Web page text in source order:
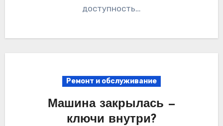
доступность…
Ремонт и обслуживание
Машина закрылась —
ключи внутри?